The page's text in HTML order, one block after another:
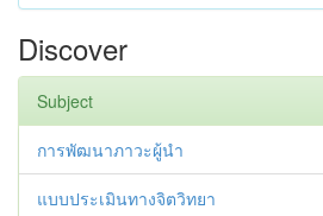
Discover
Subject
การพัฒนาภาวะผู้นำ
แบบประเมินทางจิตวิทยา